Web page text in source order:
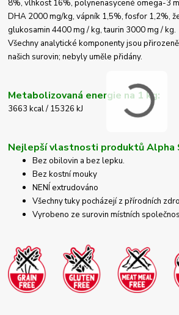
8%, vlhkost 16%, polynenasycené omega-3
DHA 2000 mg/kg, vápník 1,5%, fosfor 1,2%,
glukosamin 4400 mg / kg, taurin 3000 mg / kg.
Všechny analytické komponenty jsou
našich surovin; nebyly uměle přidány.
Metabolizovaná energie na 1 kg:
3663 kcal / 15326 kJ
Nejlepší vlastnosti produktů Alpha
Bez obilovin a bez lepku.
Bez kostní mouky
NENÍ extrudováno
Všechny tuky pocházejí z přírodních
Vyrobeno ze surovin místních